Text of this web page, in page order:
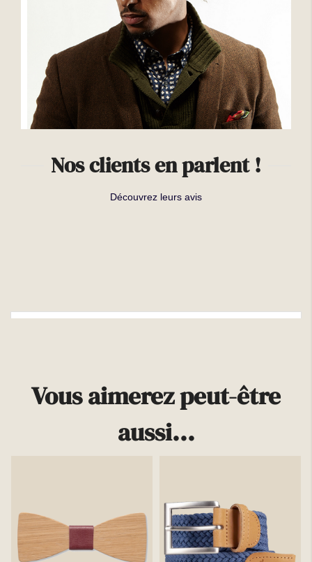
Nos clients en parlent !
Découvrez leurs avis
Vous aimerez peut-être
aussi...